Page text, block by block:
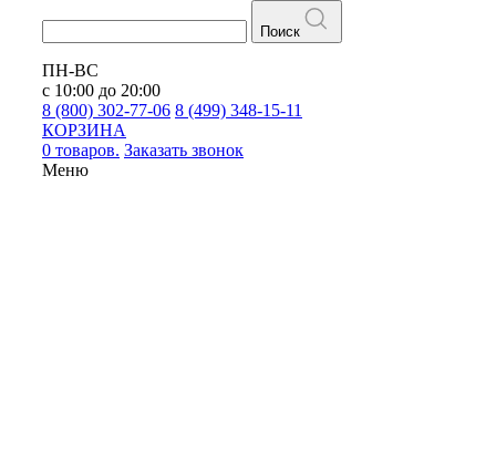
Поиск
ПН-ВС
с 10:00 до 20:00
8 (800) 302-77-06 8 (499) 348-15-11
КОРЗИНА
0 товаров. Заказать звонок
Меню